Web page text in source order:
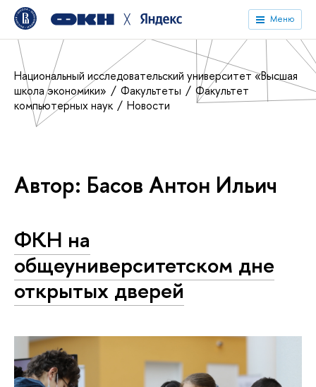
╳ Меню
Национальный исследовательский университет «Высшая
школа экономики»
Факультеты
Факультет
компьютерных наук
Новости
Автор: Басов Антон Ильич
ФКН на
общеуниверситетском дне
открытых дверей